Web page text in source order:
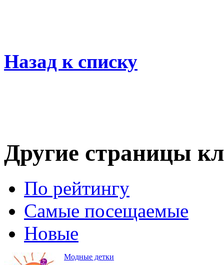
Назад к списку
Другие страницы
По рейтингу
Самые посещаемые
Новые
Модные детки